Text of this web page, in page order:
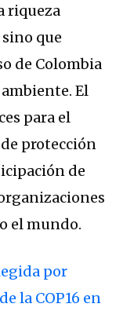
riqueza
que
de Colombia
El
para el
protección
de
el mundo.
por
la COP16 en